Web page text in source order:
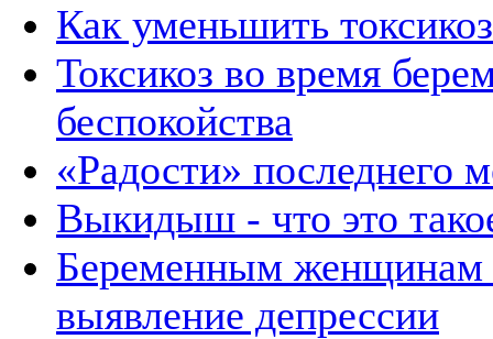
Как уменьшить
Токсикоз во время
беспокойства
«Радости» последнего
Выкидыш - что это
Беременным женщинам
выявление депрессии